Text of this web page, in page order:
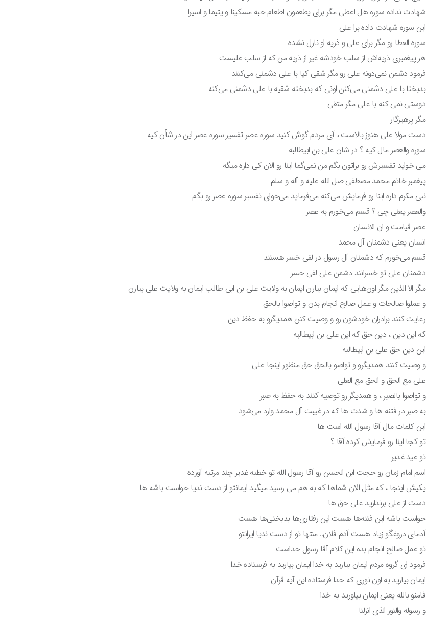
شهادت نداده سوره هل اعطی مگر برای یطعمون اطعام حبه مسکینا و یتیما و اسیرا
این سوره شهادت داده برا علی
سوره العطا رو مگر برای علی و ذریه او نازل نشده
هر پیغمبری ذریه‌اش از سلب خودشه غیر از ذریه من که از سلب علیست
فرمود دشمن نمی‌دونه علی رو مگر شقی کیا با علی دشمنی می‌کنند
بدبختا با علی دشمنی می‌کنن اونی که بدبخته شقیه با علی دشمنی می‌کنه
دوستی نمی کنه با علی مگر متقی
مگر پرهیزگار
دست مولا علی هنوز بالاست ، آی مردم گوش کنید سوره عصر تفسیر سوره عصر این در شأن کیه
سوره والعصر مال کیه ؟ در شان علی بن ابیطالبه
می خواید تفسیرش رو براتون بگم من نمی‌گما اینا رو الان کی داره میگه
پیغمبر خاتم محمد مصطفی صل الله علیه و آله و سلم
نبی مکرم داره اینا رو فرمایش می‌کنه می‌فرماید می‌خوای تفسیر سوره عصر رو بگم
والعصر یعنی چی ؟ قسم می‌خورم به عصر
عصر قیامت و ان الانسان
انسان یعنی دشمنان آل محمد
قسم می‌خورم که دشمنان آل رسول در لفی خسر هستند
دشمنان علی تو خسرانند دشمن علی لفی خسر
مگر الا الذین مگر اون‌هایی که ایمان بیارن ایمان به ولایت علی بن ابی طالب ایمان به ولایت علی بیارن
و عملوا صالحات و عمل صالح انجام بدن و تواصوا بالحق
رعایت کنند برادران خودشون رو و وصیت کنن همدیگرو به حفظ دین
که این دین ، دین حق که این علی بن ابیطالبه
این دین حق علی بن ابیطالبه
و وصیت کنند همدیگرو و تواصو بالحق حق منظور اینجا علی
علی مع الحق و الحق مع العلی
و تواصوا بالصبر ، و همدیگر رو توصیه کنند به حفظ به صبر
به صبر در فتنه ها و شدت ها که در غیبت آل محمد وارد می‌شود
این کلمات مال آقا رسول الله است ها
تو کجا اینا رو فرمایش کرده آقا ؟
تو عید غدیر
اسم امام زمان رو حجت ابن الحسن رو آقا رسول الله تو خطبه غدیر چند مرتبه آورده
یکیش اینجا ، که مثل الان شماها که به هم می رسید میگید ایمانتو از دست ندیا حواست باشه ها
دست از علی برندارید علی حق ها
حواست باشه این فتنه‌ها هست این رفتاری‌ها بدبختی‌ها هست
آدمای دروغگو زیاد هست آدم فلان.. منتها تو از دست ندیا ایرانتو
تو عمل صالح انجام بده این کلام آقا رسول خداست
فرمود ای گروه مردم ایمان بیارید به خدا ایمان بیارید به فرستاده خدا
ایمان بیارید به اون نوری که خدا فرستاده این آیه قرآن
فامنو بالله یعنی ایمان بیاورید به خدا
و رسوله والنور الذی انزلنا